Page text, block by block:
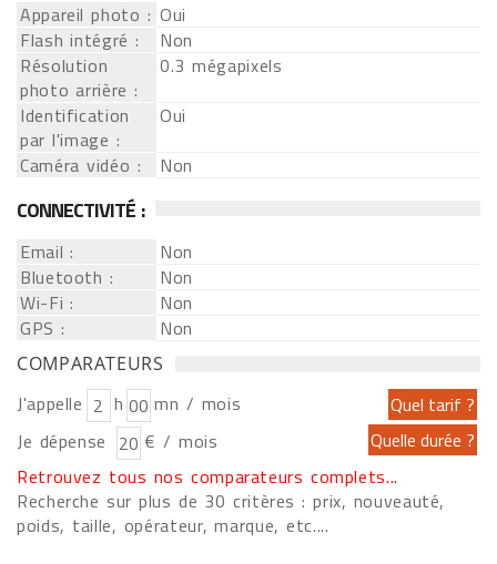
Appareil photo : Oui
Flash intégré :
Non
Résolution
photo arrière :
0.3 mégapixels
Identification
par l'image :
Oui
Caméra vidéo :
Non
CONNECTIVITÉ :
Email :
Non
Bluetooth :
Non
Wi-Fi :
Non
GPS :
Non
COMPARATEURS
J'appelle h
mn / mois
Je dépense
€ / mois
Retrouvez tous nos comparateurs complets...
Recherche sur plus de 30 critères : prix, nouveauté,
poids, taille, opérateur, marque, etc....